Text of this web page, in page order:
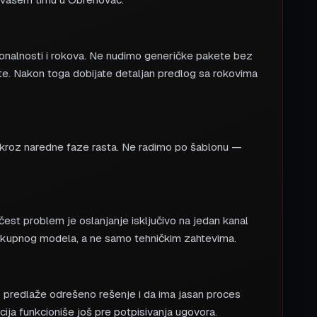
i rokova. Ne nudimo generičke pakete bez
Nakon toga dobijate detaljan predlog sa rokovima
naredne faze rasta. Ne radimo po šablonu —
problem je oslanjanje isključivo na jedan kanal
modela, a ne samo tehničkim zahtevima.
odrešeno rešenje i da ima jasan proces
funkcioniše još pre potpisivanja ugovora.